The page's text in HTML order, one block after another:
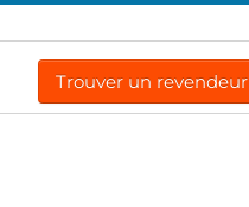
Trouver un revendeur